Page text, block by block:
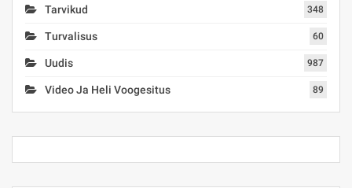
Tarvikud 348
Turvalisus 60
Uudis 987
Video Ja Heli Voogesitus 89